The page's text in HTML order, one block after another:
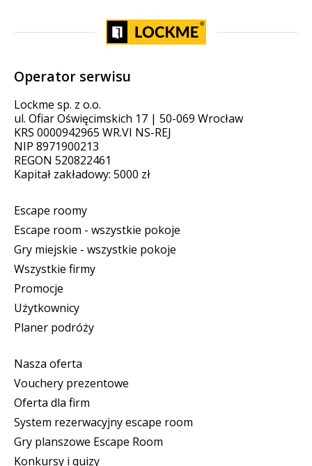
Operator serwisu
Lockme sp. z o.o.
ul. Ofiar Oświęcimskich 17 | 50-069 Wrocław
KRS 0000942965 WR.VI NS-REJ
NIP 8971900213
REGON 520822461
Kapitał zakładowy: 5000 zł
Escape roomy
Escape room - wszystkie pokoje
Gry miejskie - wszystkie pokoje
Wszystkie firmy
Promocje
Użytkownicy
Planer podróży
Nasza oferta
Vouchery prezentowe
Oferta dla firm
System rezerwacyjny escape room
Gry planszowe Escape Room
Konkursy i quizy